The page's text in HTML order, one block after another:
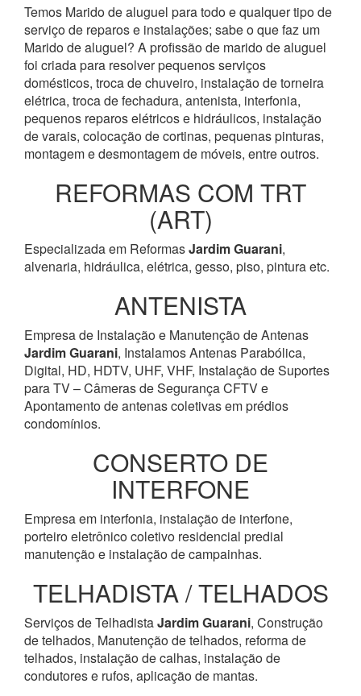
Temos Marido de aluguel para todo e qualquer tipo de
serviço de reparos e instalações; sabe o que faz um
Marido de aluguel? A profissão de marido de aluguel
foi criada para resolver pequenos serviços
domésticos, troca de chuveiro, instalação de torneira
elétrica, troca de fechadura, antenista, interfonia,
pequenos reparos elétricos e hidráulicos, instalação
de varais, colocação de cortinas, pequenas pinturas,
montagem e desmontagem de móveis, entre outros.
REFORMAS COM TRT
(ART)
Especializada em ReformasJardim Guarani,
alvenaria, hidráulica, elétrica, gesso, piso, pintura etc.
ANTENISTA
Empresa de Instalação e Manutenção de Antenas
Jardim Guarani, Instalamos Antenas Parabólica,
Digital, HD, HDTV, UHF, VHF, Instalação de Suportes
para TV – Câmeras de Segurança CFTV e
Apontamento de antenas coletivas em prédios
condomínios.
CONSERTO DE
INTERFONE
Empresa em interfonia, instalação de interfone,
porteiro eletrônico coletivo residencial predial
manutenção e instalação de campainhas.
TELHADISTA / TELHADOS
Serviços de TelhadistaJardim Guarani, Construção
de telhados, Manutenção de telhados, reforma de
telhados, instalação de calhas, instalação de
condutores e rufos, aplicação de mantas.